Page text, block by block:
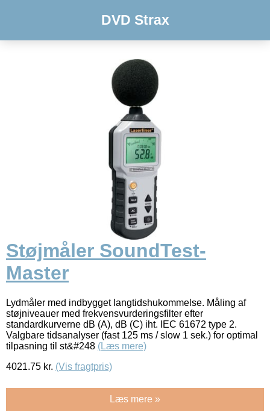
DVD Strax
Støjmåler SoundTest-
Master
Lydmåler med indbygget langtidshukommelse. Måling af
støjniveauer med frekvensvurderingsfilter efter
standardkurverne dB (A), dB (C) iht. IEC 61672 type 2.
Valgbare tidsanalyser (fast 125 ms / slow 1 sek.) for optimal
tilpasning til st&#248 (Læs mere)
4021.75 kr. (Vis fragtpris)
Læs mere »